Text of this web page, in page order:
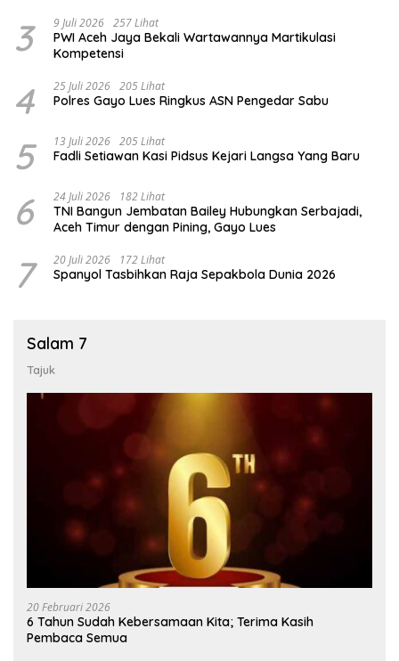
3 9 Juli 2026 257 Lihat
PWI Aceh Jaya Bekali Wartawannya Martikulasi
Kompetensi
4 25 Juli 2026 205 Lihat
Polres Gayo Lues Ringkus ASN Pengedar Sabu
5 13 Juli 2026 205 Lihat
Fadli Setiawan Kasi Pidsus Kejari Langsa Yang Baru
6 24 Juli 2026 182 Lihat
TNI Bangun Jembatan Bailey Hubungkan Serbajadi,
Aceh Timur dengan Pining, Gayo Lues
7 20 Juli 2026 172 Lihat
Spanyol Tasbihkan Raja Sepakbola Dunia 2026
Salam 7
Tajuk
20 Februari 2026
6 Tahun Sudah Kebersamaan Kita; Terima Kasih
Pembaca Semua